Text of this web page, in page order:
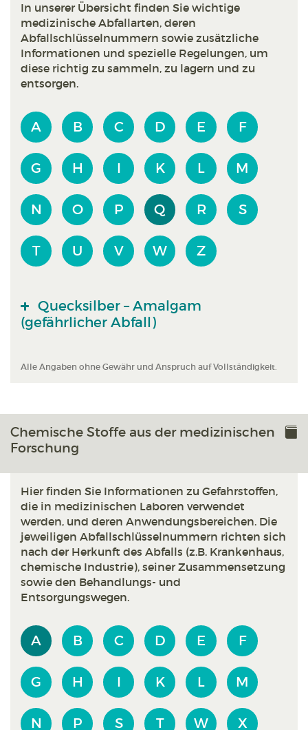
In unserer Übersicht finden Sie wichtige
medizinische Abfallarten, deren
Abfallschlüsselnummern sowie zusätzliche
Informationen und spezielle Regelungen, um
diese richtig zu sammeln, zu lagern und zu
entsorgen.
A B C D E F
G H I K L M
N O P Q R S
T U V W Z
Quecksilber – Amalgam
(gefährlicher Abfall)
Alle Angaben ohne Gewähr und Anspruch auf Vollständigkeit.
Chemische Stoffe aus der medizinischen
Forschung
Hier finden Sie Informationen zu Gefahrstoffen,
die in medizinischen Laboren verwendet
werden, und deren Anwendungsbereichen. Die
jeweiligen Abfallschlüsselnummern richten sich
nach der Herkunft des Abfalls (z.B. Krankenhaus,
chemische Industrie), seiner Zusammensetzung
sowie den Behandlungs- und
Entsorgungswegen.
A B C D E F
G H I K L M
N P S T W X